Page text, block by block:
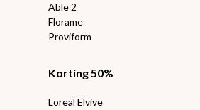
Able 2
Florame
Proviform
Korting 50%
Loreal Elvive